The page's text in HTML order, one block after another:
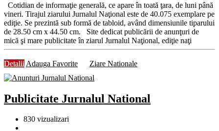
Cotidian de informaţie generală, ce apare în toată ţara, de luni până
vineri. Tirajul ziarului Jurnalul Naţional este de 40.075 exemplare pe
ediţie. Se prezintă sub formă de tabloid, având dimensiunile tiparului
de 28.50 cm x 44.50 cm. Site dedicat publicării de anunţuri de
mică şi mare publicitate în ziarul Jurnalul Naţional, ediţie naţi
Detalii Adauga Favorite Ziare Nationale
Publicitate Jurnalul National
830 vizualizari